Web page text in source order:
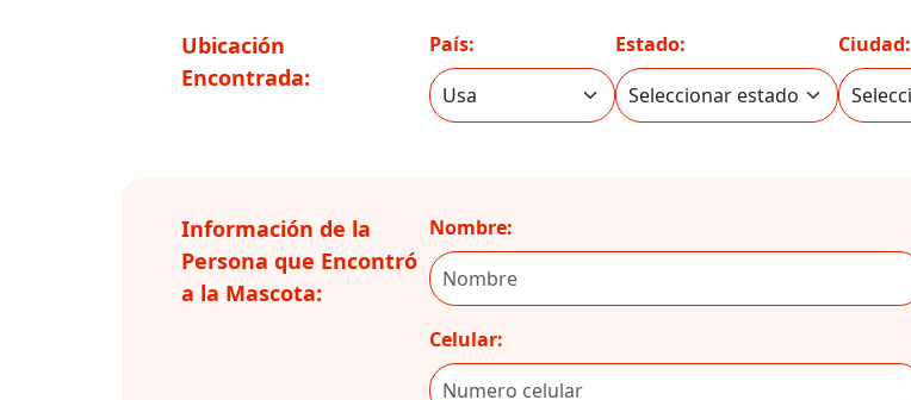
Ubicación
Encontrada:
País: Estado: Ciudad:
Información de la
Persona que Encontró
a la Mascota:
Nombre:
Celular: